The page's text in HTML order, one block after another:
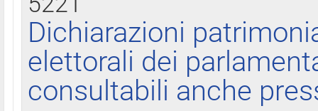
Dichiarazioni
elettorali dei
consultabili anche